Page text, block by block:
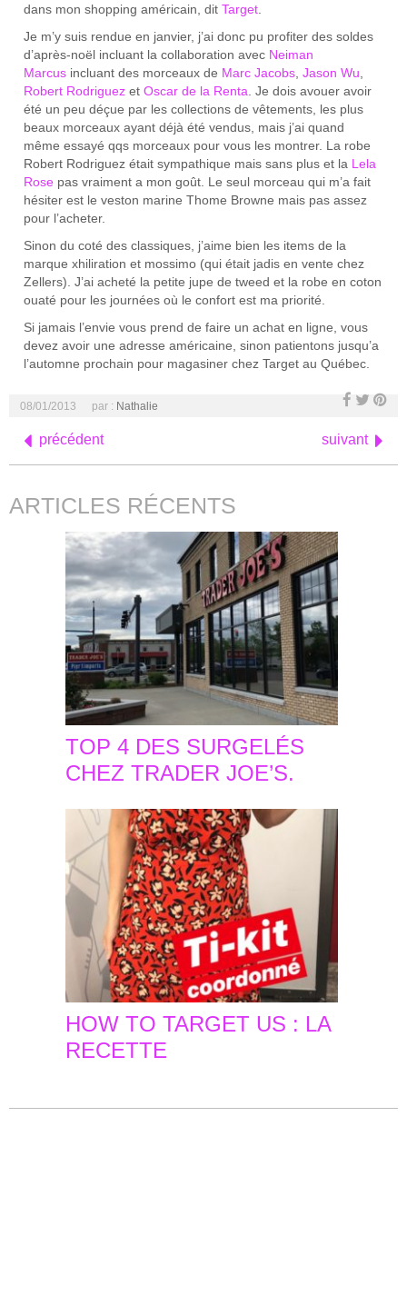
dans mon shopping américain, dit Target.
Je m’y suis rendue en janvier, j’ai donc pu profiter des soldes
d’après-noël incluant la collaboration avec Neiman
Marcus incluant des morceaux de Marc Jacobs, Jason Wu,
Robert Rodriguez et Oscar de la Renta. Je dois avouer avoir
été un peu déçue par les collections de vêtements, les plus
beaux morceaux ayant déjà été vendus, mais j’ai quand
même essayé qqs morceaux pour vous les montrer. La robe
Robert Rodriguez était sympathique mais sans plus et la Lela
Rose pas vraiment a mon goût. Le seul morceau qui m’a fait
hésiter est le veston marine Thome Browne mais pas assez
pour l’acheter.
Sinon du coté des classiques, j’aime bien les items de la
marque xhiliration et mossimo (qui était jadis en vente chez
Zellers). J’ai acheté la petite jupe de tweed et la robe en coton
ouaté pour les journées où le confort est ma priorité.
Si jamais l’envie vous prend de faire un achat en ligne, vous
devez avoir une adresse américaine, sinon patientons jusqu’a
l’automne prochain pour magasiner chez Target au Québec.
08/01/2013 par : Nathalie
précédent suivant
ARTICLES RÉCENTS
TOP 4 DES SURGELÉS
CHEZ TRADER JOE’S.
HOW TO TARGET US : LA
RECETTE